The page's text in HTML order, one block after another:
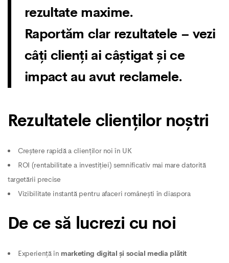
rezultate maxime.
Raportăm clar rezultatele– vezi
câți clienți ai câștigat și ce
impact au avut reclamele.
Rezultatele clienților noștri
Creștere rapidă a clienților noi în UK
ROI (rentabilitate a investiției) semnificativ mai mare datorită
targetării precise
Vizibilitate instantă pentru afaceri românești în diaspora
De ce să lucrezi cu noi
Experiență în marketing digital și social media plătit